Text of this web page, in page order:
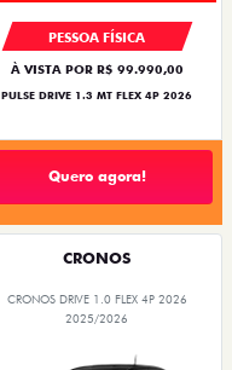
PESSOA FÍSICA
À VISTA POR R$ 99.990,00
PULSE DRIVE 1.3 MT FLEX 4P 2026
Quero agora!
CRONOS
CRONOS DRIVE 1.0 FLEX 4P 2026
2025/2026